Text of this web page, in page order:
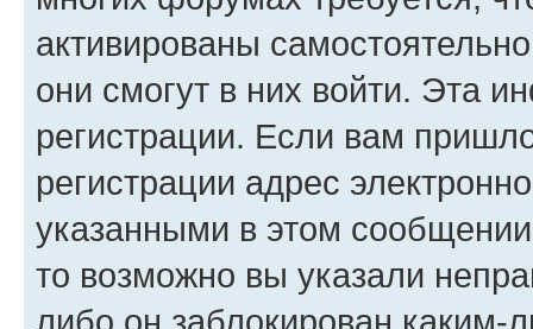
активированы
они смогут в них войти. Эта
регистрации. Если вам
регистрации адрес
указанными в этом
то возможно вы указали